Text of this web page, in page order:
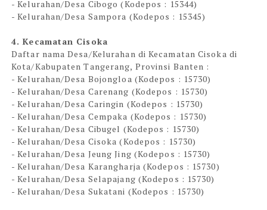
- Kelurahan/Desa Cibogo (Kodepos : 15344)
- Kelurahan/Desa Sampora (Kodepos : 15345)
4. Kecamatan Cisoka
Daftar nama Desa/Kelurahan di Kecamatan Cisoka di
Kota/Kabupaten Tangerang, Provinsi Banten :
- Kelurahan/Desa Bojongloa (Kodepos : 15730)
- Kelurahan/Desa Carenang (Kodepos : 15730)
- Kelurahan/Desa Caringin (Kodepos : 15730)
- Kelurahan/Desa Cempaka (Kodepos : 15730)
- Kelurahan/Desa Cibugel (Kodepos : 15730)
- Kelurahan/Desa Cisoka (Kodepos : 15730)
- Kelurahan/Desa Jeung Jing (Kodepos : 15730)
- Kelurahan/Desa Karangharja (Kodepos : 15730)
- Kelurahan/Desa Selapajang (Kodepos : 15730)
- Kelurahan/Desa Sukatani (Kodepos : 15730)